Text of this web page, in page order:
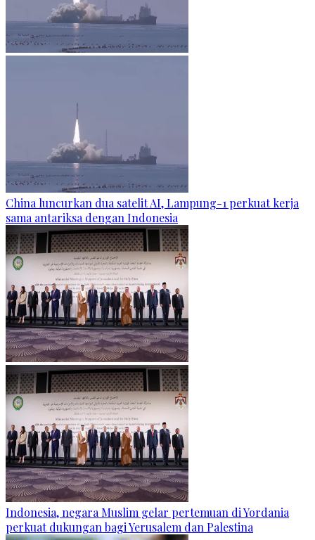
China luncurkan dua satelit AI, Lampung-1 perkuat kerja
sama antariksa dengan Indonesia
Indonesia, negara Muslim gelar pertemuan di Yordania
perkuat dukungan bagi Yerusalem dan Palestina